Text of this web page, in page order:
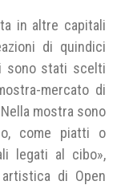
in altre capitali
di quindici
sono stati scelti
mercato di
mostra sono
come piatti o
legati al cibo»,
di Open